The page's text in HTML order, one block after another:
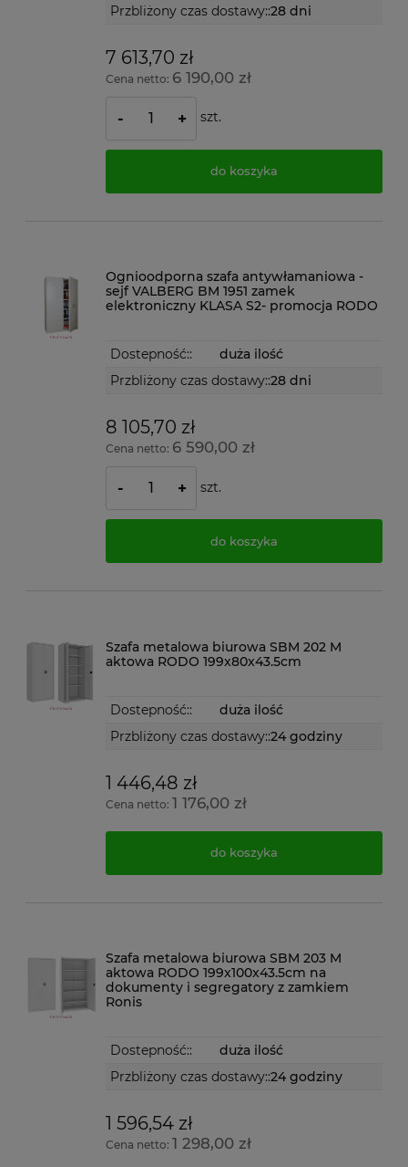
Przbliżony czas dostawy::28 dni
7 613,70 zł
Cena netto: 6 190,00 zł
- + szt.
do koszyka
Ognioodporna szafa antywłamaniowa -
sejf VALBERG BM 1951 zamek
elektroniczny KLASA S2- promocja RODO
Dostepność::
duża ilość
Przbliżony czas dostawy::28 dni
8 105,70 zł
Cena netto: 6 590,00 zł
- + szt.
do koszyka
Szafa metalowa biurowa SBM 202 M
aktowa RODO 199x80x43.5cm
Dostepność::
duża ilość
Przbliżony czas dostawy::24 godziny
1 446,48 zł
Cena netto:1 176,00 zł
do koszyka
Szafa metalowa biurowa SBM 203 M
aktowa RODO 199x100x43.5cm na
dokumenty i segregatory z zamkiem
Ronis
Dostepność::
duża ilość
Przbliżony czas dostawy::24 godziny
1 596,54 zł
Cena netto: 1 298,00 zł